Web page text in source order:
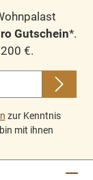
Gutschein*.
€.
zur Kenntnis
mit ihnen